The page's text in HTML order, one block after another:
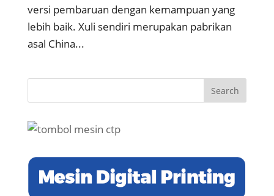
versi pembaruan dengan kemampuan yang
lebih baik. Xuli sendiri merupakan pabrikan
asal China...